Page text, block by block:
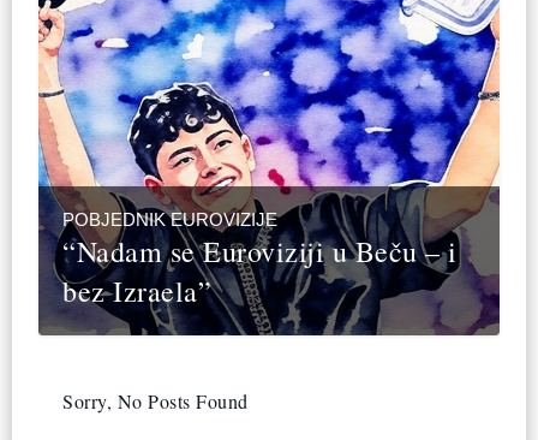
POBJEDNIK EUROVIZIJE
“Nadam se Euroviziji u Beču – i
bez Izraela”
Sorry, No Posts Found